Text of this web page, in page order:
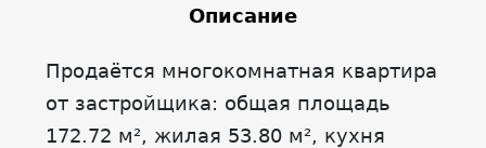
Описание
Продаётся многокомнатная квартира
от застройщика: общая площадь
172.72 м², жилая 53.80 м², кухня